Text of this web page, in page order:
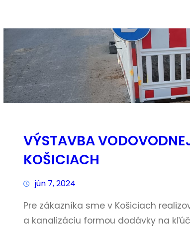
VÝSTAVBA
KOŠICIACH
jún 7, 2024
Pre zákazníka sme v Košiciach
a kanalizáciu formou dodávky na